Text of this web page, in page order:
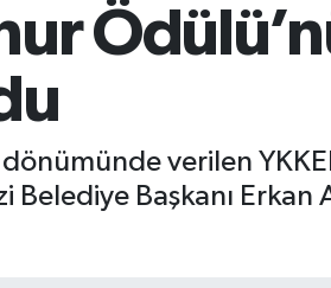
verilen
Belediye Başkanı